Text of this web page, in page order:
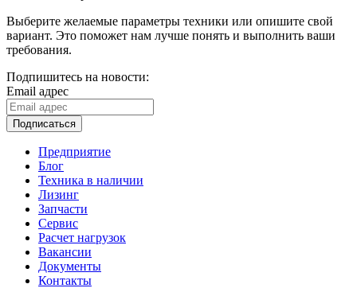
Выберите желаемые параметры техники или опишите свой
вариант. Это поможет нам лучше понять и выполнить ваши
требования.
Подпишитесь на новости:
Email адрес
Подписаться
Предприятие
Блог
Техника в наличии
Лизинг
Запчасти
Сервис
Расчет нагрузок
Вакансии
Документы
Контакты